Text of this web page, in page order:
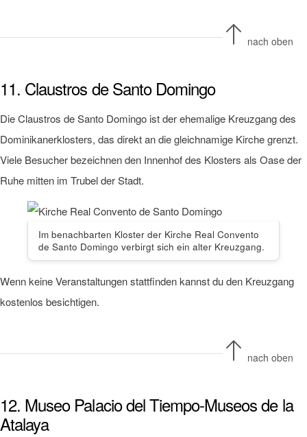
nach oben
11. Claustros de Santo Domingo
Die Claustros de Santo Domingo ist der ehemalige Kreuzgang des
Dominikanerklosters, das direkt an die gleichnamige Kirche grenzt.
Viele Besucher bezeichnen den Innenhof des Klosters als Oase der
Ruhe mitten im Trubel der Stadt.
Im benachbarten Kloster der Kirche Real Convento
de Santo Domingo verbirgt sich ein alter Kreuzgang.
Wenn keine Veranstaltungen stattfinden kannst du den Kreuzgang
kostenlos besichtigen.
nach oben
12. Museo Palacio del Tiempo-Museos de la
Atalaya